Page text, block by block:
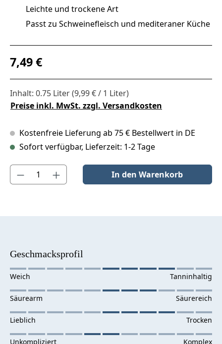
Leichte und trockene Art
Passt zu Schweinefleisch und mediteraner Küche
Regulärer Preis:
7,49 €
Inhalt: 0.75 Liter(9,99 € / 1 Liter)
Preise inkl. MwSt. zzgl. Versandkosten
Kostenfreie Lieferung ab 75 € Bestellwert in DE
Sofort verfügbar, Lieferzeit: 1-2 Tage
Produkt Anzahl: Gib den gewünschten Wert ein oder benutze
In den Warenkorb
Geschmacksprofil